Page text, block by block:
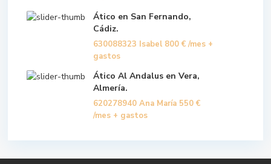
Ático en San Fernando,
Cádiz.
630088323 Isabel 800 € /mes +
gastos
Ático Al Andalus en Vera,
Almería.
620278940 Ana María 550 €
/mes + gastos